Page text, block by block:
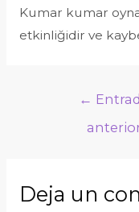
Kumar kumar
etkinliğidir ve
←
Deja un